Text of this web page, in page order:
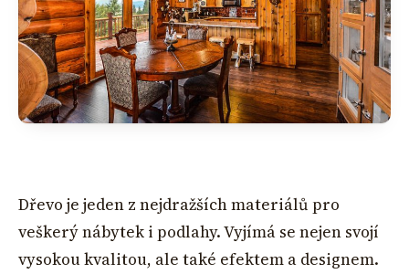
Dřevo je jeden z nejdražších materiálů pro
veškerý nábytek i podlahy. Vyjímá se nejen svojí
vysokou kvalitou, ale také efektem a designem.